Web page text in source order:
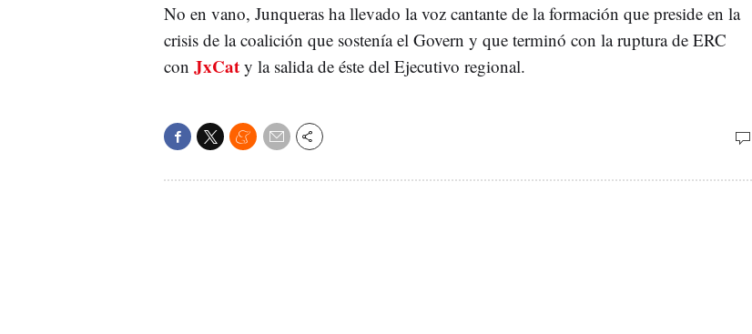
No en vano, Junqueras ha llevado la voz cantante de la formación que preside en la
crisis de la coalición que sostenía el Govern y que terminó con la ruptura de ERC
con JxCat y la salida de éste del Ejecutivo regional.